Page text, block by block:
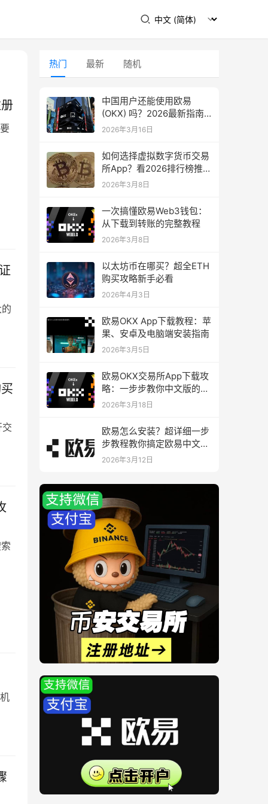
热门 最新 随机
中国用户还能使用欧易
(OKX) 吗？2026最新指南
教你如何下载
2026年3月16日
如何选择虚拟数字货币交易
所App？看2026排行榜推
荐！
2026年3月8日
一次搞懂欧易Web3钱包：
从下载到转账的完整教程
2026年3月8日
以太坊币在哪买？超全ETH
购买攻略新手必看
2026年4月3日
欧易OKX App下载教程：苹
果、安卓及电脑端安装指南
2026年3月5日
欧易OKX交易所App下载攻
略：一步步教你中文版的下
载与安装
2026年3月18日
欧易怎么安装？超详细一步
步教程教你搞定欧易中文版
下载与安装
2026年3月12日